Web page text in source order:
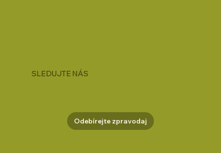
SLEDUJTE NÁS
Odebírejte zpravodaj